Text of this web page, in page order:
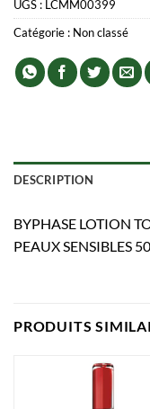
UGS : LCMM00399
Catégorie : Non classé
DESCRIPTION
BYPHASE LOTION
PEAUX SENSIBLES
PRODUITS